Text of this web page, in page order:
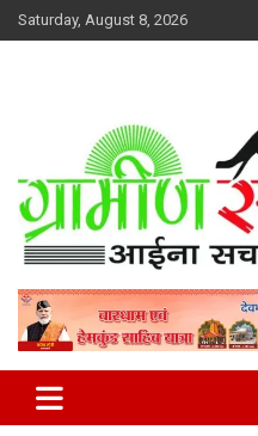
Skip
to
Saturday, August 8, 2026
Gramin Samay